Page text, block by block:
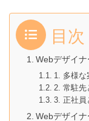
目次
Webデザイ
1. 多様な
2. 常駐先
3. 正社員
Webデザイ